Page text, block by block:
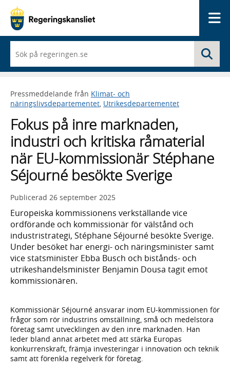
du
börjar
skriva
framträder
en
med
sökförslag
Pressmeddelande från Klimat- och
näringslivsdepartementet, Utrikesdepartementet
Fokus på inre marknaden,
industri och kritiska råmaterial
när EU-kommissionär Stéphane
Séjourné besökte Sverige
Publicerad 26 september 2025
Europeiska kommissionens verkställande vice
ordförande och kommissionär för välstånd och
industristrategi, Stéphane Séjourné besökte Sverige.
Under besöket har energi- och näringsminister samt
vice statsminister Ebba Busch och bistånds- och
utrikeshandelsminister Benjamin Dousa tagit emot
kommissionären.
Kommissionär Séjourné ansvarar inom EU-kommissionen för
frågor som rör industrins omställning, små och medelstora
företag samt utvecklingen av den inre marknaden. Han
leder bland annat arbetet med att stärka Europas
konkurrenskraft, främja investeringar i innovation och teknik
samt att förenkla regelverk för företag.